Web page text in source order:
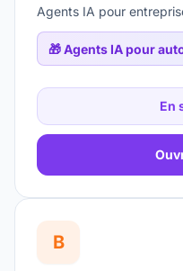
Agents IA pour
🎁Agents IA pour
En
B